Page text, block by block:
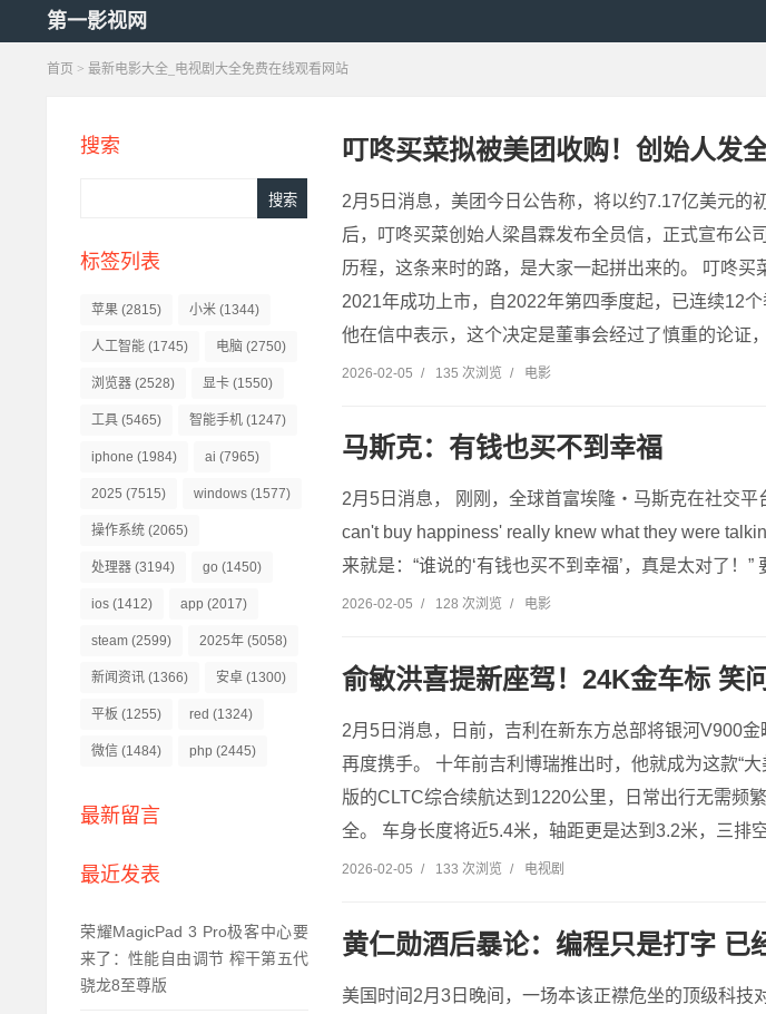
第一影视网
首页 > 最新电影大全_电视剧大全免费在线观看网站
搜索
标签列表
苹果 (2815) 小米 (1344)
人工智能 (1745) 电脑 (2750)
浏览器 (2528) 显卡 (1550)
工具 (5465) 智能手机 (1247)
iphone (1984) ai (7965)
2025 (7515) windows (1577)
操作系统 (2065)
处理器 (3194) go (1450)
ios (1412) app (2017)
steam (2599) 2025年 (5058)
新闻资讯 (1366) 安卓 (1300)
平板 (1255) red (1324)
微信 (1484) php (2445)
最新留言
最近发表
荣耀MagicPad 3 Pro极客中心要
来了：性能自由调节 榨干第五代
骁龙8至尊版
叮咚买菜拟被美团收购！创始人发
2月5日消息，美团今日公告称，将以约7.17亿美元的
后，叮咚买菜创始人梁昌霖发布全员信，正式宣布公
历程，这条来时的路，是大家一起拼出来的。 叮咚买
2021年成功上市，自2022年第四季度起，已连续12
他在信中表示，这个决定是董事会经过了慎重的论证
2026-02-05 / 135 次浏览 / 电影
马斯克：有钱也买不到幸福
2月5日消息， 刚刚，全球首富埃隆・马斯克在社交
can't buy happiness' really knew what they were
来就是：“谁说的‘有钱也买不到幸福’，真是太对了！
2026-02-05 / 128 次浏览 / 电影
俞敏洪喜提新座驾！24K金车标 笑
2月5日消息，日前，吉利在新东方总部将银河V900
再度携手。 十年前吉利博瑞推出时，他就成为这款“
版的CLTC综合续航达到1220公里，日常出行无需频
全。 车身长度将近5.4米，轴距更是达到3.2米，三排
2026-02-05 / 133 次浏览 / 电视剧
黄仁勋酒后暴论：编程只是打字 已
美国时间2月3日晚间，一场本该正襟危坐的顶级科技